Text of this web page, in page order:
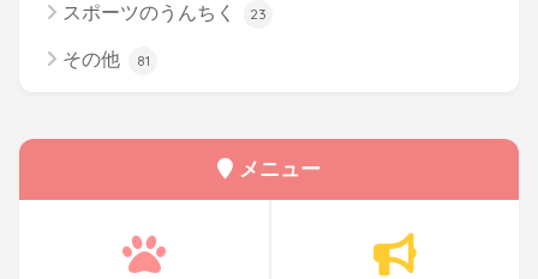
スポーツのうんちく 23
その他 81
メニュー